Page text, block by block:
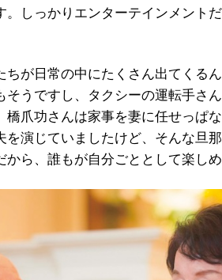
。しっかりエンターテインメント
が日常の中にたくさん出てくる
そうですし、タクシーの運転手さ
橋爪功さんは家事を妻に任せっぱ
を演じていましたけど、そんな旦
ら、誰もが自分ごととして楽しめ